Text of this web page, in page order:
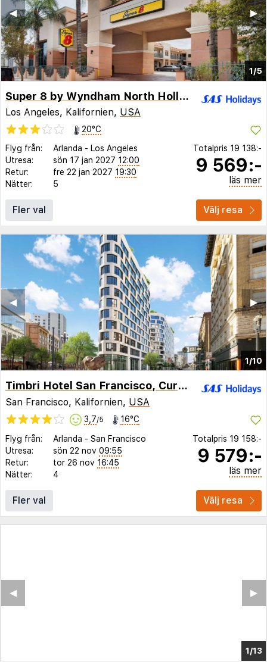
1/5
▶︎
◀︎
Super 8 by Wyndham North Hollywood
Los Angeles, Kalifornien, USA
20°C
Flyg från:
Arlanda - Los Angeles
Utresa:
sön 17 jan 2027 12:00
Retur:
fre 22 jan 2027 19:30
Nätter:
5
Totalpris 19 138:-
9 569:-
läs mer
Fler val Välj resa
1/10
▶︎
◀︎
Timbri Hotel San Francisco, Curio Collection by Hilton
San Francisco, Kalifornien, USA
3,7/5 16°C
Flyg från: Arlanda - San Francisco
Utresa:
sön 22 nov 09:55
Retur:
tor 26 nov 16:45
Nätter:
4
Totalpris 19 158:-
9 579:-
läs mer
Fler val Välj resa
1/9
▶︎
◀︎